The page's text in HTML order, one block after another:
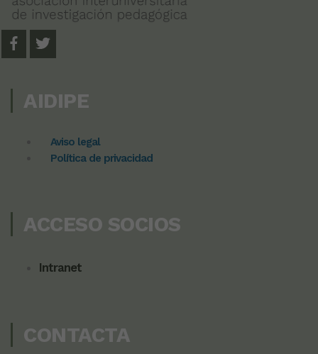
AIDIPE
Aviso legal
Política de privacidad
ACCESO SOCIOS
Intranet
CONTACTA